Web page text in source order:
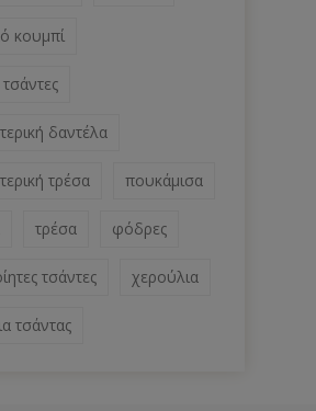
κουμπί
δαντέλα
τρέσα πουκάμισα
τρέσα φόδρες
τσάντες χερούλια
τσάντας